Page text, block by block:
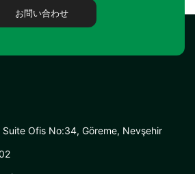
お問い合わせ
Suite Ofis No:34, Göreme, Nevşehir